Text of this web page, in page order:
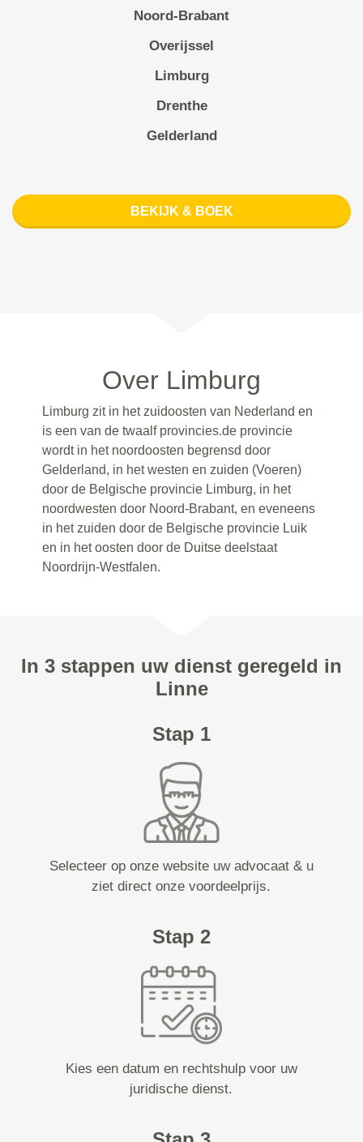
Noord-Brabant
Overijssel
Limburg
Drenthe
Gelderland
BEKIJK & BOEK
Over Limburg
Limburg zit in het zuidoosten van Nederland en
is een van de twaalf provincies.de provincie
wordt in het noordoosten begrensd door
Gelderland, in het westen en zuiden (Voeren)
door de Belgische provincie Limburg, in het
noordwesten door Noord-Brabant, en eveneens
in het zuiden door de Belgische provincie Luik
en in het oosten door de Duitse deelstaat
Noordrijn-Westfalen.
In 3 stappen uw dienst geregeld in
Linne
Stap 1
Selecteer op onze website uw advocaat & u
ziet direct onze voordeelprijs.
Stap 2
Kies een datum en rechtshulp voor uw
juridische dienst.